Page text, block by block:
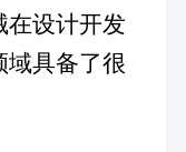
在设计开发
域具备了很